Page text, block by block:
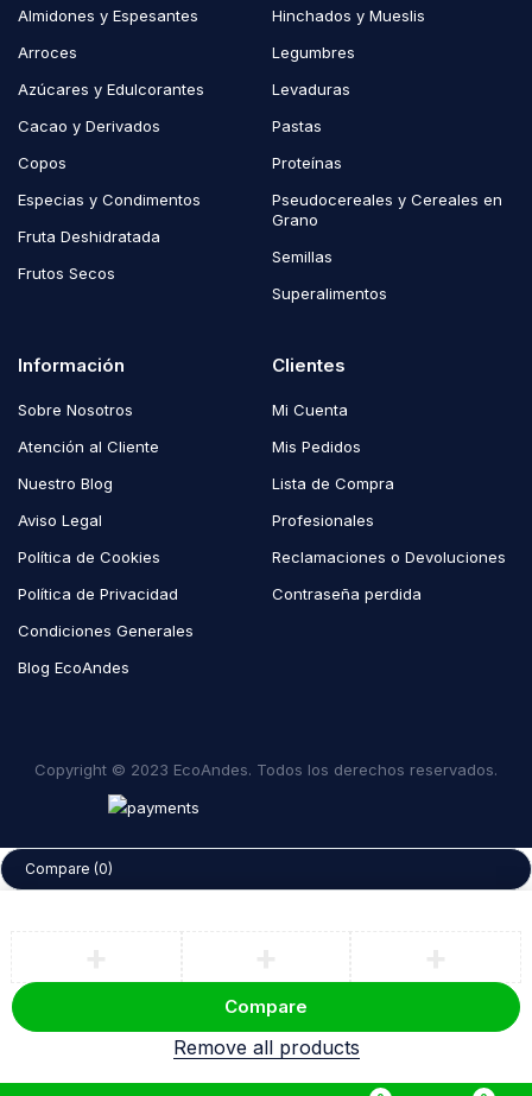
Almidones y Espesantes
Arroces
Azúcares y Edulcorantes
Cacao y Derivados
Copos
Especias y Condimentos
Fruta Deshidratada
Frutos Secos
Hinchados y Mueslis
Legumbres
Levaduras
Pastas
Proteínas
Pseudocereales y Cereales en
Grano
Semillas
Superalimentos
Información
Sobre Nosotros
Atención al Cliente
Nuestro Blog
Aviso Legal
Política de Cookies
Política de Privacidad
Condiciones Generales
Blog EcoAndes
Clientes
Mi Cuenta
Mis Pedidos
Lista de Compra
Profesionales
Reclamaciones o Devoluciones
Contraseña perdida
Copyright © 2023 EcoAndes. Todos los derechos reservados.
Compare (0)
Compare
Remove all products